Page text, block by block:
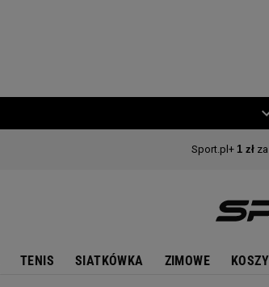
TENIS SIATKÓWKA ZIMOWE